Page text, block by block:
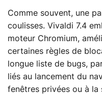
Comme souvent, une
coulisses. Vivaldi 7.4
moteur Chromium,
certaines règles de
longue liste de bugs,
liés au lancement du
fenêtres privées ou à la